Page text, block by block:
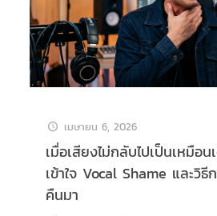
เมษายน 6, 2026
เมื่อเสียงไม่กลับไปเป็นเหมือ
เข้าใจ Vocal Shame และวิ
คืนมา